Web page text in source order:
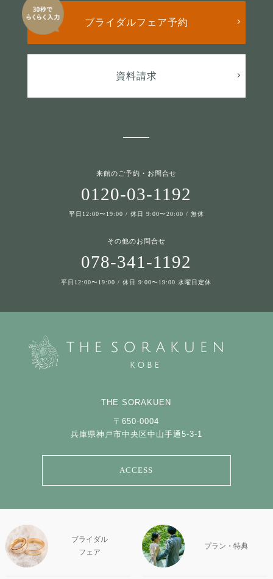
ブライダルフェア予約
資料請求
来館のご予約・お問合せ
0120-03-1192
平日12:00〜19:00 / 休日 9:00〜20:00 / 無休
その他のお問合せ
078-341-1192
平日12:00〜19:00 / 休日 9:00〜19:00 水曜日定休
THE SORAKUEN
〒650-0004
兵庫県神戸市中央区中山手通5-3-1
ACCESS
ブライダル
フェア
プラン・特典